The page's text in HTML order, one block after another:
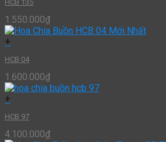
HCB 135
1.550.000₫
+
HCB 04
1.600.000₫
+
HCB 97
4.100.000₫